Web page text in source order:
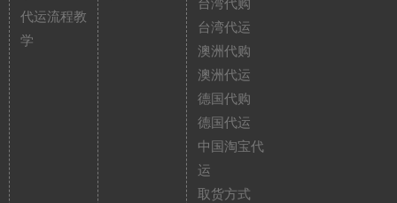
代运流程教
学
台湾代购
台湾代运
澳洲代购
澳洲代运
德国代购
德国代运
中国淘宝代
运
取货方式